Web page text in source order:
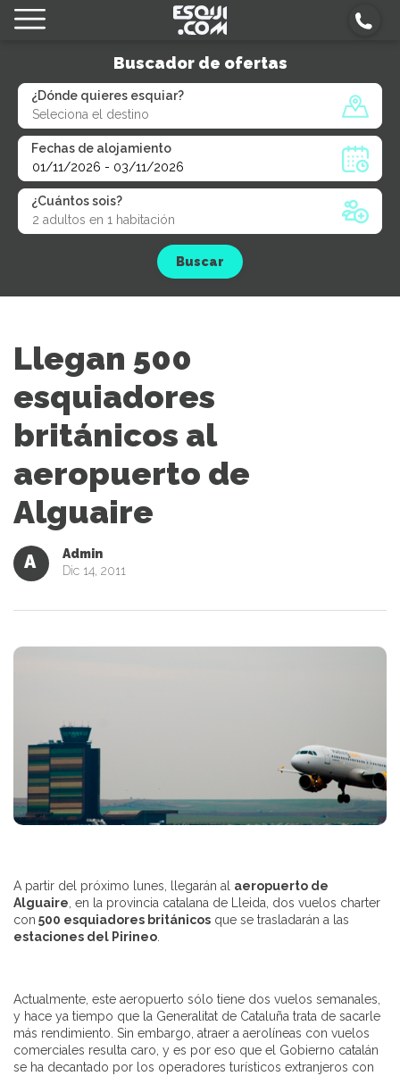
Buscador de ofertas
¿Dónde quieres esquiar?
Fechas de alojamiento
¿Cuántos sois?
Buscar
Llegan 500
esquiadores
británicos al
aeropuerto de
Alguaire
A
Admin
Dic 14, 2011
A partir del próximo lunes, llegarán al aeropuerto de
Alguaire , en la provincia catalana de Lleida, dos vuelos charter
con 500 esquiadores británicos que se trasladarán a las
estaciones del Pirineo
Actualmente, este aeropuerto sólo tiene dos vuelos semanales,
y hace ya tiempo que la Generalitat de Cataluña trata de sacarle
más rendimiento. Sin embargo, atraer a aerolíneas con vuelos
comerciales resulta caro, y es por eso que el Gobierno catalán
se ha decantado por los operadores turísticos extranjeros con